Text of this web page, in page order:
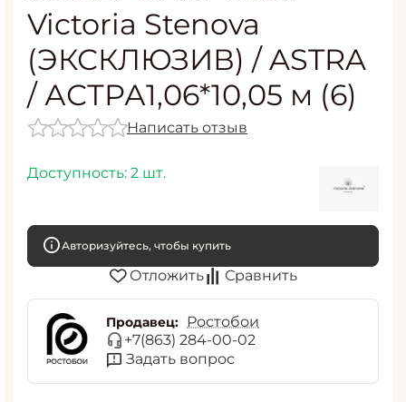
Victoria Stenova
(ЭКСКЛЮЗИВ) / ASTRA
/ АСТРА1,06*10,05 м (6)
Написать отзыв
Доступность: 2 шт.
Авторизуйтесь, чтобы купить
Отложить Сравнить
Продавец:
Ростобои
+7(863) 284-00-02
Задать вопрос